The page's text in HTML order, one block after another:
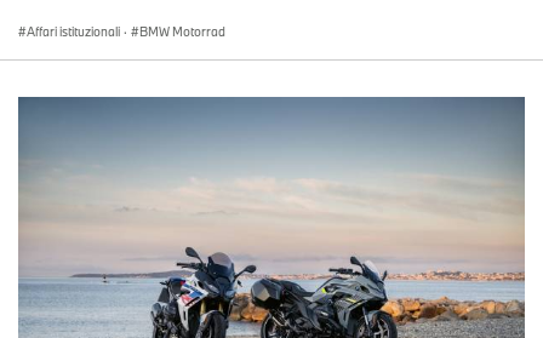
Affari istituzionali · BMW Motorrad